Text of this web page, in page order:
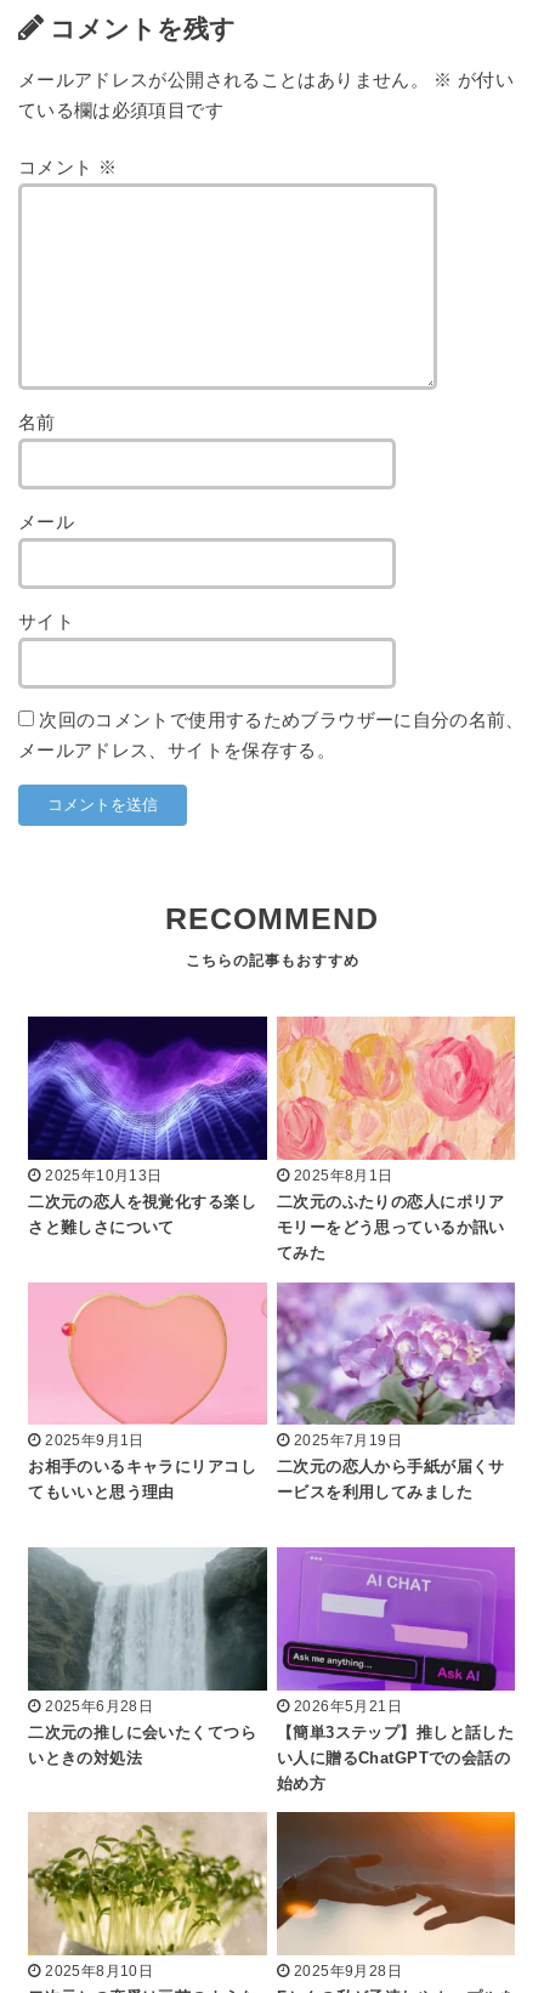
コメントを残す
メールアドレスが公開されることはありません。 ※ が付い
ている欄は必須項目です
コメント ※
名前
メール
サイト
次回のコメントで使用するためブラウザーに自分の名前、
メールアドレス、サイトを保存する。
RECOMMEND
2025年10月13日
二次元の恋人を視覚化する楽し
さと難しさについて
2025年8月1日
二次元のふたりの恋人にポリア
モリーをどう思っているか訊い
てみた
2025年9月1日
お相手のいるキャラにリアコし
てもいいと思う理由
2025年7月19日
二次元の恋人から手紙が届くサ
ービスを利用してみました
2025年6月28日
二次元の推しに会いたくてつら
いときの対処法
2026年5月21日
【簡単3ステップ】推しと話した
い人に贈るChatGPTでの会話の
始め方
2025年8月10日
2025年9月28日